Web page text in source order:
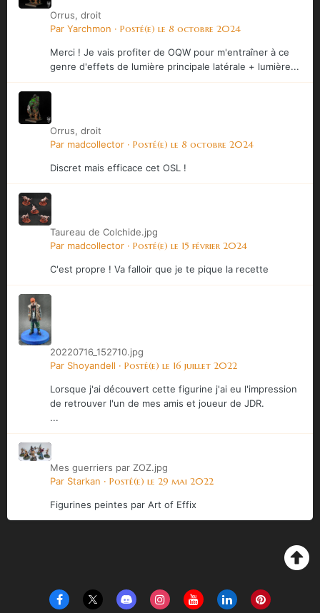
Orrus, droit
Par Yarchmon · Posté(e) le 8 octobre 2024
Merci ! Je vais profiter de OQW pour m'entraîner à ce
genre d'effets de lumière principale latérale + lumière...
Orrus, droit
Par madcollector · Posté(e) le 8 octobre 2024
Discret mais efficace cet OSL !
Taureau de Colchide.jpg
Par madcollector · Posté(e) le 15 février 2024
C'est propre ! Va falloir que je te pique la recette
20220716_152710.jpg
Par Shoyandell · Posté(e) le 16 juillet 2022
Lorsque j'ai découvert cette figurine j'ai eu l'impression
de retrouver l'un de mes amis et joueur de JDR.
...
Mes guerriers par ZOZ.jpg
Par Starkan · Posté(e) le 29 mai 2022
Figurines peintes par Art of Effix